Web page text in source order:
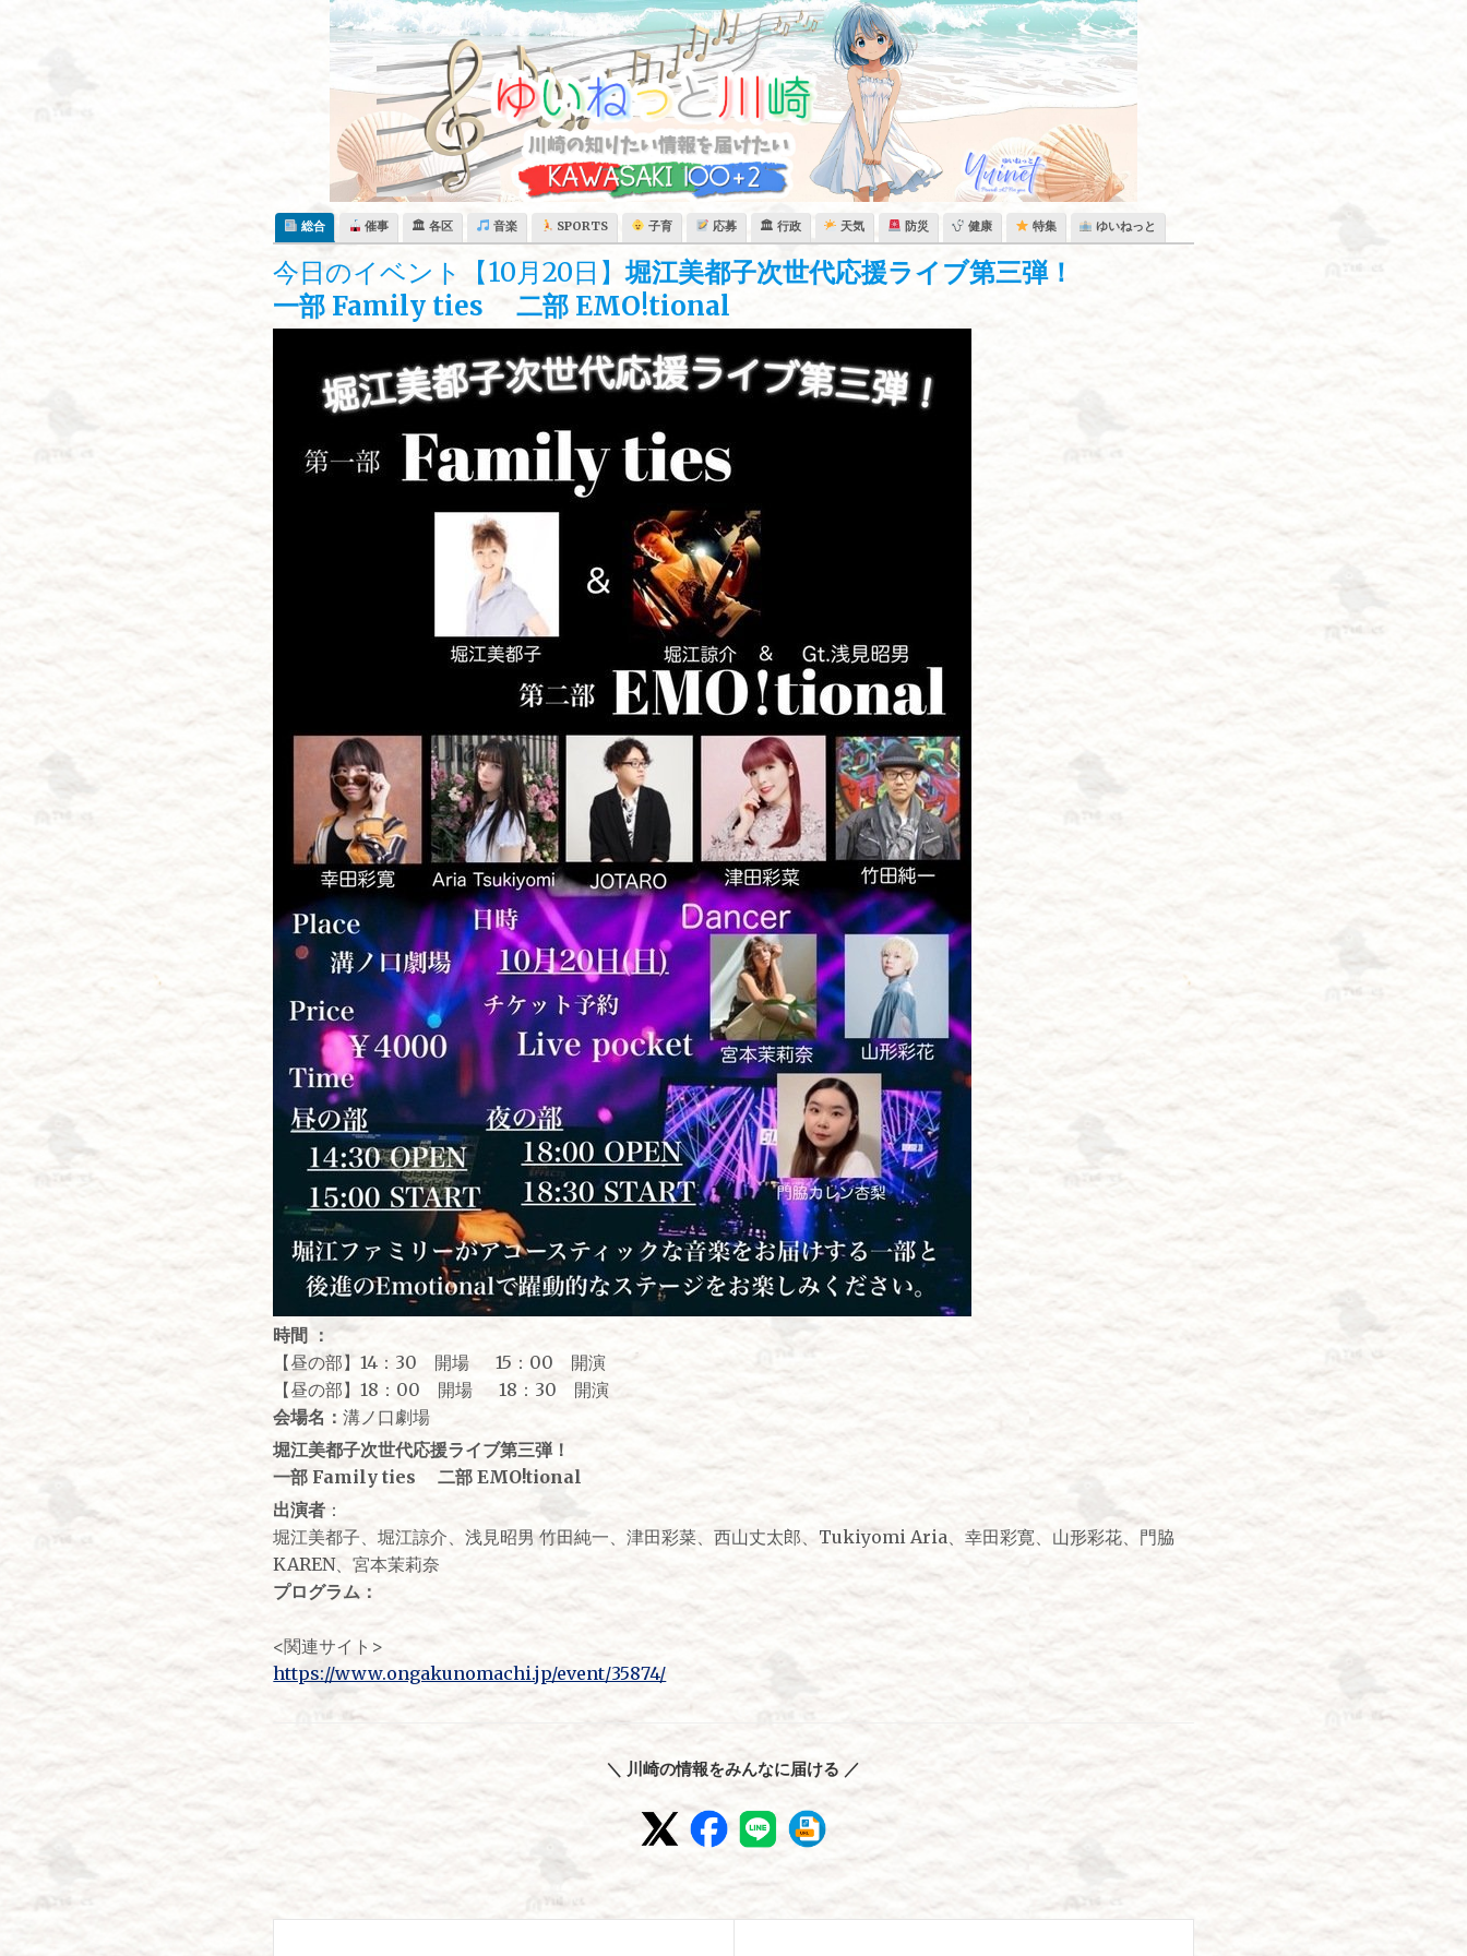
総合 催事 🏛 各区 音楽 SPORTS 子育 応募 🏛 行政 天気 防災 健康 特集 ゆいねっと
今日のイベント【10月20日】堀江美都子次世代応援ライブ第三弾！
一部 Family ties 二部 EMO!tional
時間 ：
【昼の部】14：30 開場 15：00 開演
【昼の部】18：00 開場 18：30 開演
会場名：溝ノ口劇場
堀江美都子次世代応援ライブ第三弾！
一部 Family ties 二部 EMO!tional
出演者 ：
堀江美都子、堀江諒介、浅見昭男 竹田純一、津田彩菜、西山丈太郎、Tukiyomi Aria、幸田彩寛、山形彩花、門脇
KAREN、宮本茉莉奈
プログラム：
<関連サイト>
https://www.ongakunomachi.jp/event/35874/
＼ 川崎の情報をみんなに届ける ／